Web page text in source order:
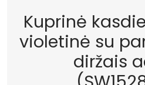
Kuprinė
violetinė su
diržais